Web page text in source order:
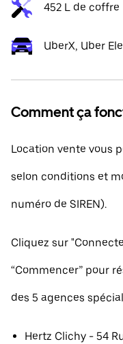
452 L de coffre
UberX, Uber
Comment ça
Location vente vous
selon conditions et
numéro de SIREN).
Cliquez sur
“Commencer” pour
des 5 agences
Hertz Clichy - 54